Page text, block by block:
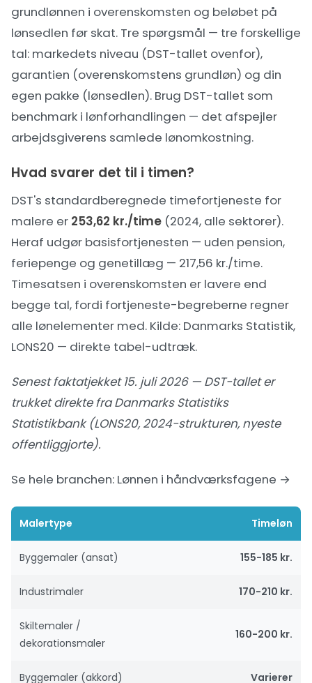
grundlønnen i overenskomsten og beløbet på
lønsedlen før skat. Tre spørgsmål — tre forskellige
tal: markedets niveau (DST-tallet ovenfor),
garantien (overenskomstens grundløn) og din
egen pakke (lønsedlen). Brug DST-tallet som
benchmark i lønforhandlingen — det afspejler
arbejdsgiverens samlede lønomkostning.
Hvad svarer det til i timen?
DST's standardberegnede timefortjeneste for
malere er 253,62 kr./time (2024, alle sektorer).
Heraf udgør basisfortjenesten — uden pension,
feriepenge og genetillæg — 217,56 kr./time.
Timesatsen i overenskomsten er lavere end
begge tal, fordi fortjeneste-begreberne regner
alle lønelementer med. Kilde: Danmarks Statistik,
LONS20 — direkte tabel-udtræk.
Senest faktatjekket 15. juli 2026 — DST-tallet er
trukket direkte fra Danmarks Statistiks
Statistikbank (LONS20, 2024-strukturen, nyeste
offentliggjorte).
Se hele branchen: Lønnen i håndværksfagene →
Malertype Timeløn
Byggemaler (ansat) 155-185 kr.
Industrimaler 170-210 kr.
Skiltemaler /
dekorationsmaler
160-200 kr.
Byggemaler (akkord) Varierer